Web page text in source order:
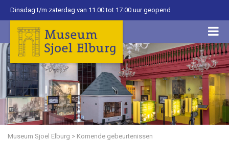
Dinsdag t/m zaterdag van 11.00 tot 17.00 uur geopend
Museum Sjoel Elburg > Komende gebeurtenissen